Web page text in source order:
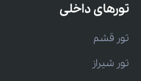
تورهای داخلی
تور قشم
تور شیراز